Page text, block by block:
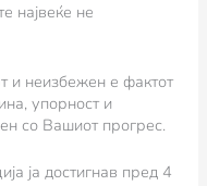
највеќе не
и неизбежен е фактот
упорност и
со Вашиот прогрес.
ја достигнав пред 4